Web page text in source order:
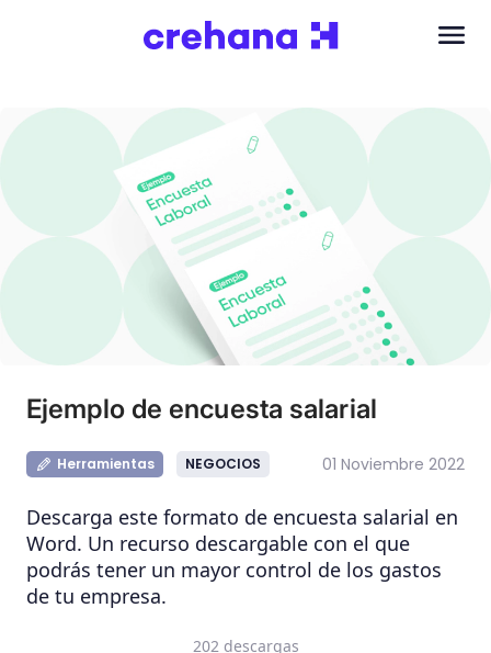
Ejemplo de encuesta salarial
Herramientas NEGOCIOS 01 Noviembre 2022
Descarga este formato de encuesta salarial en
Word. Un recurso descargable con el que
podrás tener un mayor control de los gastos
de tu empresa.
202 descargas